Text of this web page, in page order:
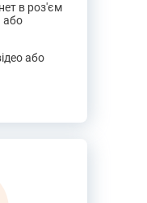
в роз'єм
або
або